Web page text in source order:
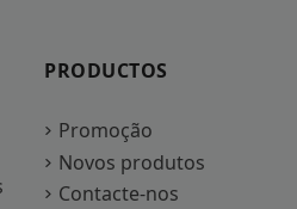
PRODUCTOS
Promoção
Novos produtos
Contacte-nos